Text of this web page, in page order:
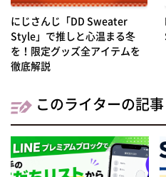
にじさんじ「DD Sweater
Style」で推しと心温まる冬
を！限定グッズ全アイテムを
徹底解説
このライターの記事